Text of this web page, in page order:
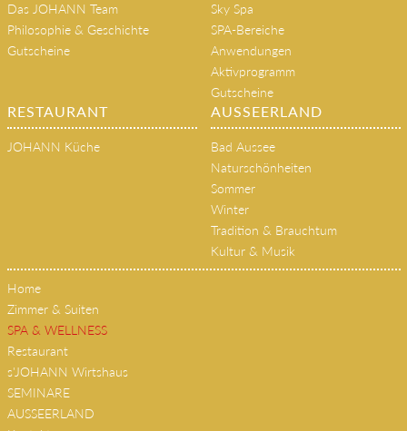
HOME
Das JOHANN Team
SPA & WELLNESS
Sky Spa
SPA-Bereiche
Anwendungen
Aktivprogramm
Gutscheine
RESTAURANT AUSSEERLAND
Bad Aussee
Naturschönheiten
Sommer
Winter
Tradition & Brauchtum
Home
Zimmer & Suiten
SPA & WELLNESS
Restaurant
s'JOHANN Wirtshaus